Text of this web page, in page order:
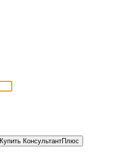
Купить КонсультантПлюс